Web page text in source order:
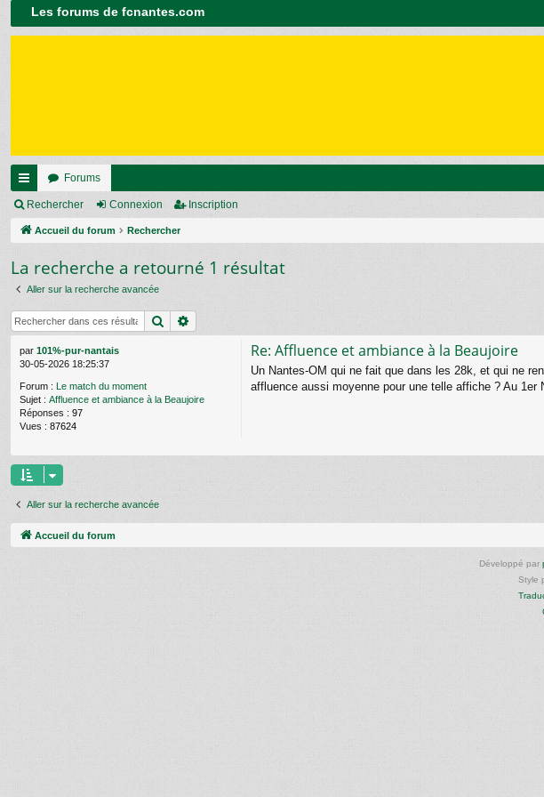
Les forums de fcnantes.com
ac
co
ci
s
Forums
Rechercher Connexion Inscription
Accueil du forum Rechercher
La recherche a retourné 1 résultat
Aller sur la recherche avancée
Rechercher
par 101%-pur-nantais
30-05-2026 18:25:37
Forum : Le match du moment
Sujet : Affluence et ambiance à la Beaujoire
Réponses : 97
Vues : 87624
Re: Affluence et ambiance à la Beaujoire
Un Nantes-OM qui ne fait que dans les 28k, et qui ne
affluence aussi moyenne pour une telle affiche ? Au
Aller sur la recherche avancée
Accueil du forum
Développé par
Style